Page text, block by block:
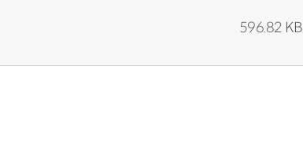
596.82 KB